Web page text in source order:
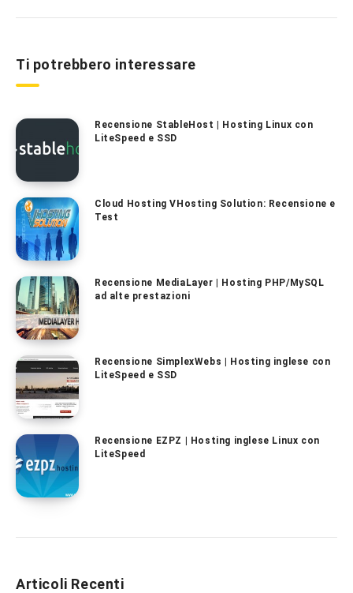
Ti potrebbero interessare
Recensione StableHost | Hosting Linux con
LiteSpeed e SSD
Cloud Hosting VHosting Solution: Recensione e
Test
Recensione MediaLayer | Hosting PHP/MySQL
ad alte prestazioni
Recensione SimplexWebs | Hosting inglese con
LiteSpeed e SSD
Recensione EZPZ | Hosting inglese Linux con
LiteSpeed
Articoli Recenti